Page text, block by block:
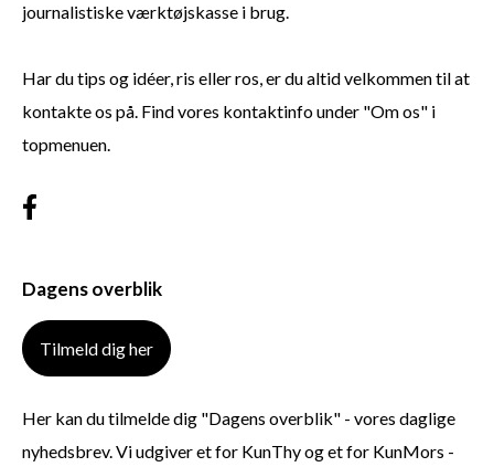
journalistiske værktøjskasse i brug.
Har du tips og idéer, ris eller ros, er du altid velkommen til at
kontakte os på. Find vores kontaktinfo under "Om os" i
topmenuen.
Dagens overblik
Tilmeld dig her
Her kan du tilmelde dig "Dagens overblik" - vores daglige
nyhedsbrev. Vi udgiver et for KunThy og et for KunMors -